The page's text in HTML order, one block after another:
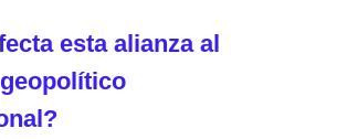
esta alianza al